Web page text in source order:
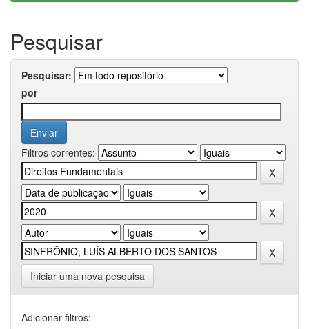
Pesquisar
Pesquisar:
por
Filtros correntes:
Iniciar uma nova pesquisa
Adicionar filtros: